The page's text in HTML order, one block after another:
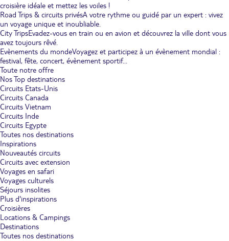
croisière idéale et mettez les voiles !
Road Trips & circuits privésA votre rythme ou guidé par un expert : vivez
un voyage unique et inoubliable.
City TripsEvadez-vous en train ou en avion et découvrez la ville dont vous
avez toujours rêvé.
Evènements du mondeVoyagez et participez à un évènement mondial :
festival, fête, concert, évènement sportif...
Toute notre offre
Nos Top destinations
Circuits Etats-Unis
Circuits Canada
Circuits Vietnam
Circuits Inde
Circuits Egypte
Toutes nos destinations
Inspirations
Nouveautés circuits
Circuits avec extension
Voyages en safari
Voyages culturels
Séjours insolites
Plus d'inspirations
Croisières
Locations & Campings
Destinations
Toutes nos destinations